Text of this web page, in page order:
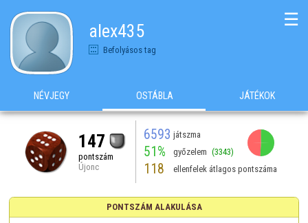
alex435
Befolyásos tag
☰
NÉVJEGY OSTÁBLA JÁTÉKOK
147
pontszám
Újonc
6593 játszma
51% győzelem (3343)
118 ellenfelek átlagos pontszáma
PONTSZÁM ALAKULÁSA